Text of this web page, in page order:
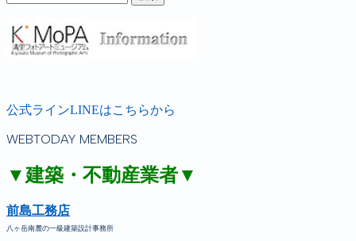
公式ラインLINEはこちらから
WEBTODAY MEMBERS
▼建築・不動産業者▼
前島工務店
八ヶ岳南麓の一級建築設計事務所